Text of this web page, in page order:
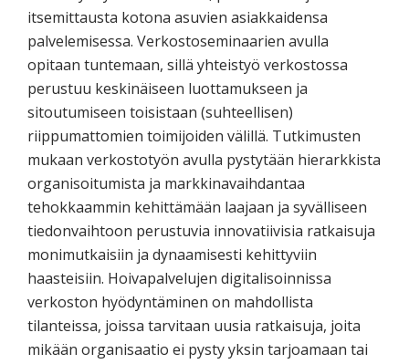
itsemittausta kotona asuvien asiakkaidensa
palvelemisessa. Verkostoseminaarien avulla
opitaan tuntemaan, sillä yhteistyö verkostossa
perustuu keskinäiseen luottamukseen ja
sitoutumiseen toisistaan (suhteellisen)
riippumattomien toimijoiden välillä. Tutkimusten
mukaan verkostotyön avulla pystytään hierarkkista
organisoitumista ja markkinavaihdantaa
tehokkaammin kehittämään laajaan ja syvälliseen
tiedonvaihtoon perustuvia innovatiivisia ratkaisuja
monimutkaisiin ja dynaamisesti kehittyviin
haasteisiin. Hoivapalvelujen digitalisoinnissa
verkoston hyödyntäminen on mahdollista
tilanteissa, joissa tarvitaan uusia ratkaisuja, joita
mikään organisaatio ei pysty yksin tarjoamaan tai